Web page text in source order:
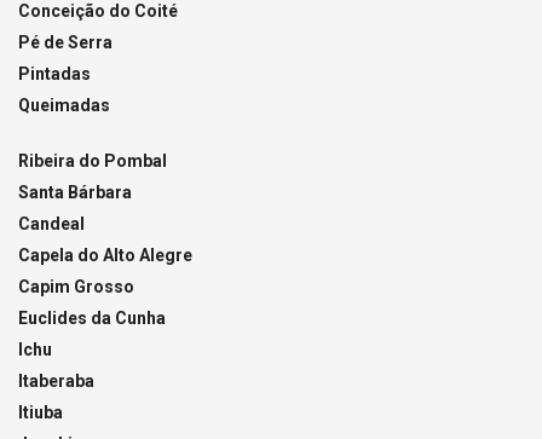
Conceição do Coité
Pé de Serra
Pintadas
Queimadas
Ribeira do Pombal
Santa Bárbara
Candeal
Capela do Alto Alegre
Capim Grosso
Euclides da Cunha
Ichu
Itaberaba
Itiuba